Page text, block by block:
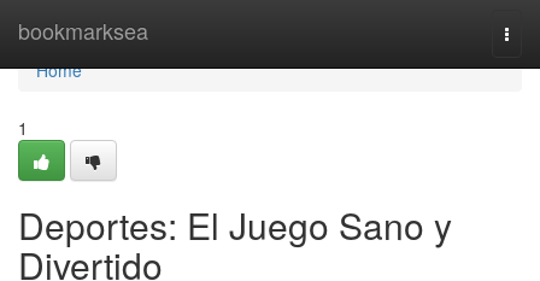
bookmarksea
Home
Home
1
Deportes: El Juego Sano y
Divertido